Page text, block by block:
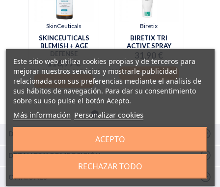
SkinCeuticals
SKINCEUTICALS
BLEMISH + AGE
DEFENSE
116,99 €
AÑADIR A LA CESTA
Biretix
BIRETIX TRI
ACTIVE SPRAY
31,90 €
AÑADIR A LA CESTA
DESCRIPCIÓN
DETALLES Y COMPOSICIÓN
OPINIONES
Este sitio web utiliza cookies propias y de terceros para
mejorar nuestros servicios y mostrarle publicidad
relacionada con sus preferencias mediante el análisis de
sus hábitos de navegación. Para dar su consentimiento
sobre su uso pulse el botón Acepto.
Más información Personalizar cookies
RECHAZAR TODO
ACEPTO